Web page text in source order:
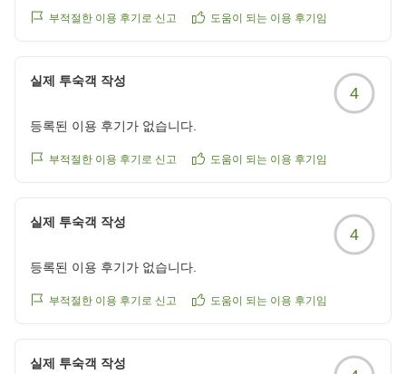
https://review.travel.rakuten.co.jp/hotel/voice/18984?
부적절한 이용 후기로 신고 도움이 되는 이용 후기임
실제 투숙객 작성
4
등록된 이용 후기가 없습니다.
부적절한 이용 후기로 신고 도움이 되는 이용 후기임
실제 투숙객 작성
4
등록된 이용 후기가 없습니다.
부적절한 이용 후기로 신고 도움이 되는 이용 후기임
실제 투숙객 작성